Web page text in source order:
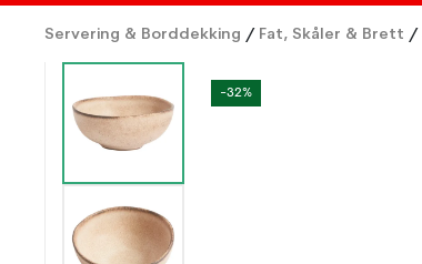
Servering & Borddekking / Fat, Skåler & Brett /
-32%